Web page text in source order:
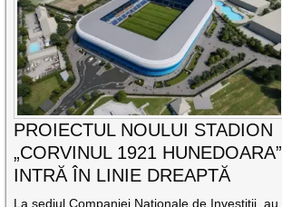
PROIECTUL NOULUI STADION
„CORVINUL 1921 HUNEDOARA”
INTRĂ ÎN LINIE DREAPTĂ
La sediul Companiei Naţionale de Investiţii, au